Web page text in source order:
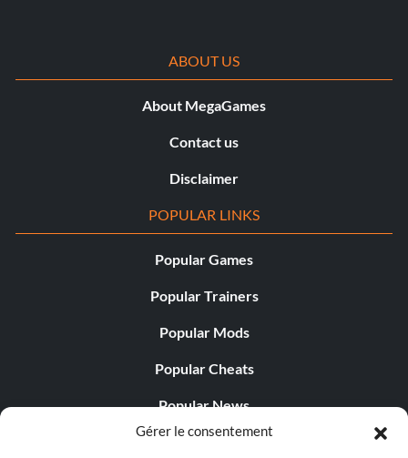
Gérer le consentement
ABOUT US
About MegaGames
Contact us
Disclaimer
POPULAR LINKS
Popular Games
Popular Trainers
Popular Mods
Popular Cheats
Popular News
Popular Editorials